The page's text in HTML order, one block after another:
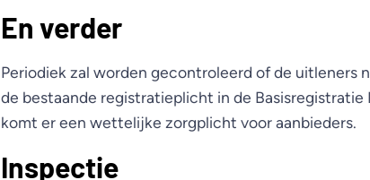
En verder
Periodiek zal worden gecontroleerd of de uitleners
de bestaande registratieplicht in de Basisregistratie
komt er een wettelijke zorgplicht voor aanbieders.
Inspectie